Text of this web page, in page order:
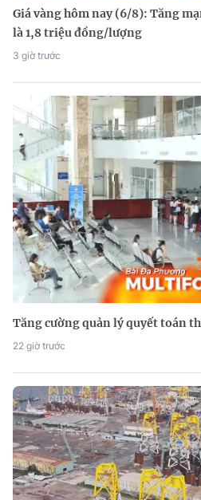
Giá vàng hôm nay (6/8): Tăng
là 1,8 triệu đồng/lượng
3 giờ trước
Tăng cường quản lý quyết toán
22 giờ trước